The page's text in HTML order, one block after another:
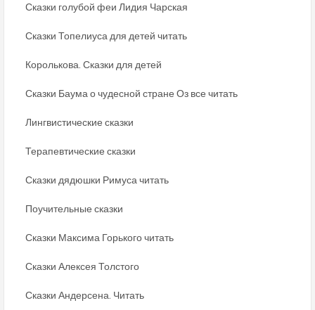
Сказки голубой феи Лидия Чарская
Сказки Топелиуса для детей читать
Королькова. Сказки для детей
Сказки Баума о чудесной стране Оз все читать
Лингвистические сказки
Терапевтические сказки
Сказки дядюшки Римуса читать
Поучительные сказки
Сказки Максима Горького читать
Сказки Алексея Толстого
Сказки Андерсена. Читать